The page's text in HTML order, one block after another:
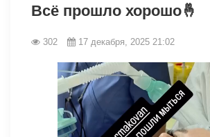
Всё прошло хорошо🤞
302 17 декабря, 2025 21:02